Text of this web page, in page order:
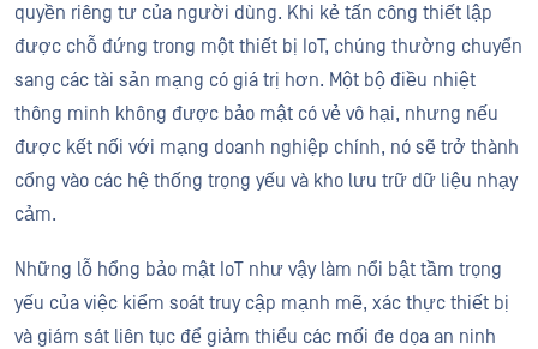
quyền riêng tư của người dùng. Khi kẻ tấn công thiết lập
được chỗ đứng trong một thiết bị IoT, chúng thường chuyển
sang các tài sản mạng có giá trị hơn. Một bộ điều nhiệt
thông minh không được bảo mật có vẻ vô hại, nhưng nếu
được kết nối với mạng doanh nghiệp chính, nó sẽ trở thành
cổng vào các hệ thống trọng yếu và kho lưu trữ dữ liệu nhạy
cảm.
Những lỗ hổng bảo mật IoT như vậy làm nổi bật tầm trọng
yếu của việc kiểm soát truy cập mạnh mẽ, xác thực thiết bị
và giám sát liên tục để giảm thiểu các mối đe dọa an ninh